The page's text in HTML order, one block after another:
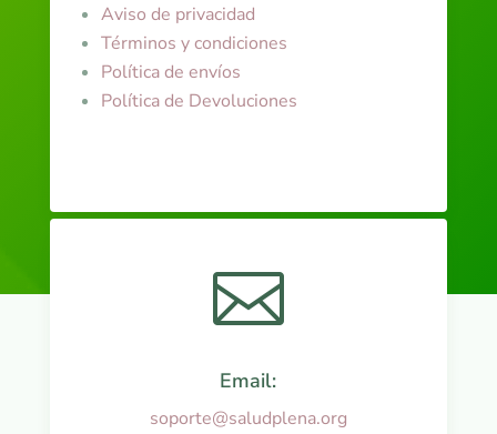
Aviso de privacidad
Términos y condiciones
Política de envíos
Política de Devoluciones

Email:
soporte@saludplena.org